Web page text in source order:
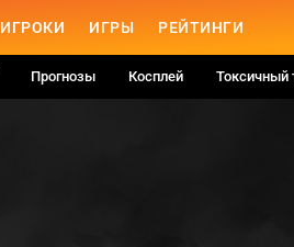
ИГРЫ РЕЙТИНГИ
Прогнозы Косплей Токсичный